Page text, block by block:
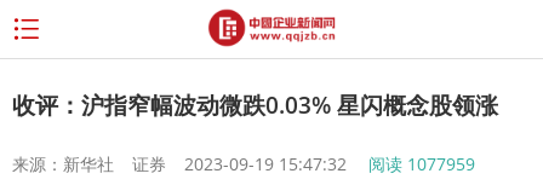
收评：沪指窄幅波动微跌0.03% 星闪概念股领涨
来源：新华社 证券 2023-09-19 15:47:32 阅读 1077959